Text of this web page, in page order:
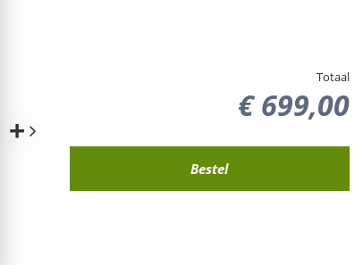
+
Grote Parasol
Patmos
Madison
Totaal
€ 699,00